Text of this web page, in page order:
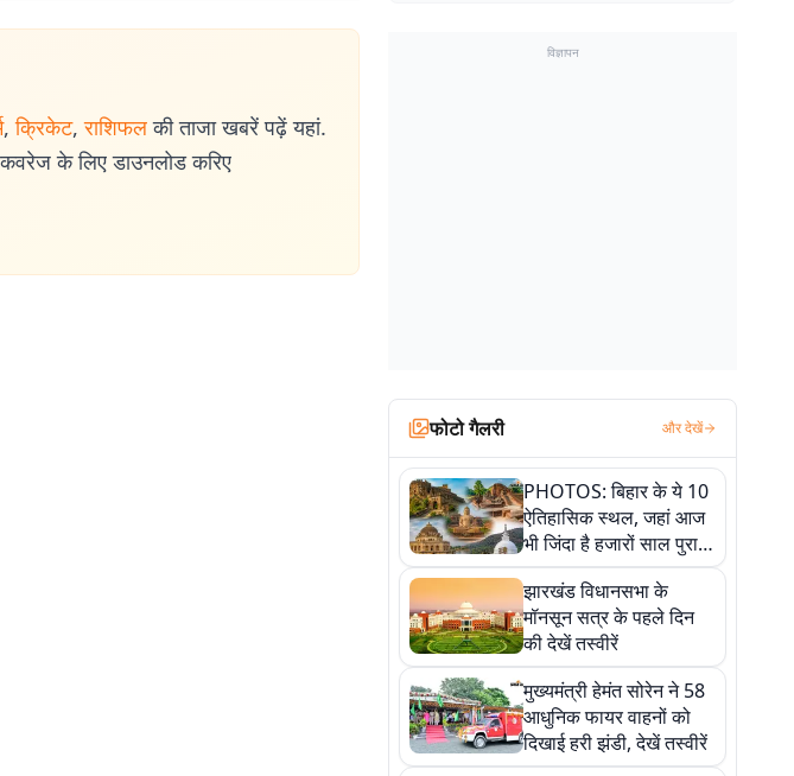
, क्रिकेट, राशिफल की ताजा खबरें पढ़ें यहां.
के लिए डाउनलोड करिए
विज्ञापन
फोटो गैलरी और देखें
PHOTOS: बिहार के ये 10
ऐतिहासिक स्थल, जहां आज
भी जिंदा है हजारों साल पुराना
इतिहास, एक बार जरूर घूमिए
झारखंड विधानसभा के
मॉनसून सत्र के पहले दिन
की देखें तस्वीरें
मुख्यमंत्री हेमंत सोरेन ने 58
आधुनिक फायर वाहनों को
दिखाई हरी झंडी, देखें तस्वीरें